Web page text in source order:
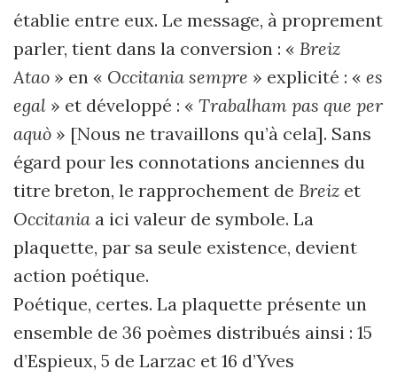
établie entre eux. Le message, à proprement
parler, tient dans la conversion : « Breiz
Atao » en « Occitania sempre » explicité : « es
egal » et développé : « Trabalham pas que per
aquò » [Nous ne travaillons qu’à cela]. Sans
égard pour les connotations anciennes du
titre breton, le rapprochement de Breiz et
Occitania a ici valeur de symbole. La
plaquette, par sa seule existence, devient
action poétique.
Poétique, certes. La plaquette présente un
ensemble de 36 poèmes distribués ainsi : 15
d’Espieux, 5 de Larzac et 16 d’Yves